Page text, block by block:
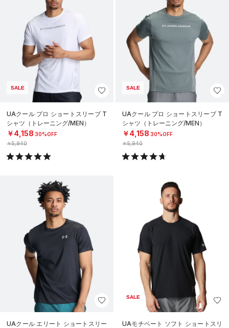
SALE
UAクール プロ ショートスリーブ T
シャツ（トレーニング/MEN）
￥4,158 30%OFF
￥5,940
SALE
UAクール プロ ショートスリーブ T
シャツ（トレーニング/MEN）
￥4,158 30%OFF
￥5,940
UAクール エリート ショートスリー
SALE
UAモチベート ソフト ショートスリ